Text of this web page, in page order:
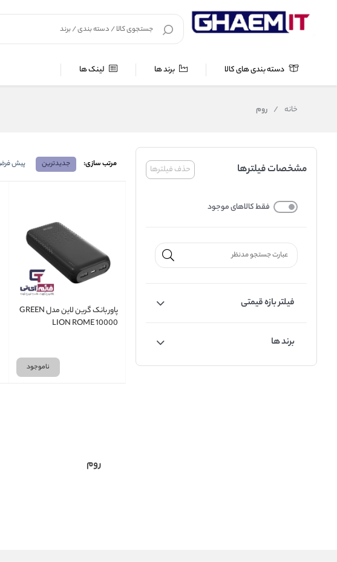
دسته بندی های کالا برند ها لینک ها
خانه / روم
حذف فیلترها مشخصات فیلترها
فقط کالاهای موجود
فیلتر بازه قیمتی
برند ها
مرتب سازی: جدیدترین پیش
پاور بانک گرین لاین مدل GREEN
LION ROME 10000
ناموجود
روم